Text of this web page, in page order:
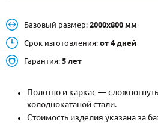
Металлические двери от
Москве и МО
НАЙТИ:
+7 (495)
Базовый размер: 2000х800 мм
Срок изготовления: от 4 дней
Гарантия: 5 лет
Полотно и каркас —
холоднокатаной стали.
Стоимость изделия указана за